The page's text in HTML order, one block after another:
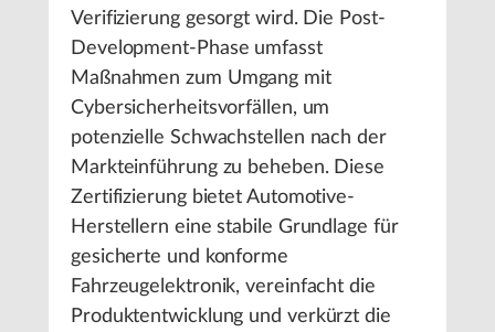
Verifizierung gesorgt wird. Die Post-
Development-Phase umfasst
Maßnahmen zum Umgang mit
Cybersicherheitsvorfällen, um
potenzielle Schwachstellen nach der
Markteinführung zu beheben. Diese
Zertifizierung bietet Automotive-
Herstellern eine stabile Grundlage für
gesicherte und konforme
Fahrzeugelektronik, vereinfacht die
Produktentwicklung und verkürzt die